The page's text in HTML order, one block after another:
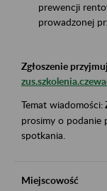
prewencji
prowadzonej
Zgłoszenie
Temat wiadomości:
prosimy o podanie
spotkania.
Miejscowość